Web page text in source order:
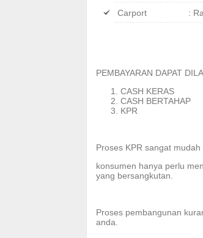
Carport : Rabat
PEMBAYARAN DAPAT
CASH KERAS
CASH BERTAHAP
KPR
Proses KPR sangat
konsumen hanya perlu
yang bersangkutan.
Proses pembangunan
anda.